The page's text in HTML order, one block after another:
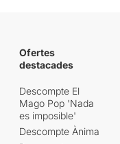
Ofertes
destacades
Descompte El
Mago Pop 'Nada
es imposible'
Descompte Ànima